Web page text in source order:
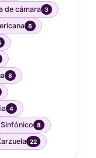
de cámara 3
6
8
4
Sinfónico 8
22